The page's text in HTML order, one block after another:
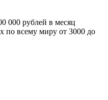
000 рублей в месяц
по всему миру от 3000 до